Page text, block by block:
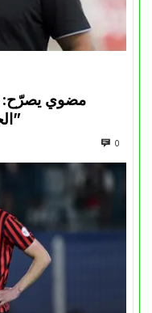
مضوي يصرّح:
الجزائرية في المسابقات القارية”
0